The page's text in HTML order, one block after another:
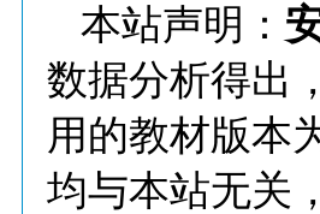
本站声明：
数据分析得出
用的教材版本
均与本站无关